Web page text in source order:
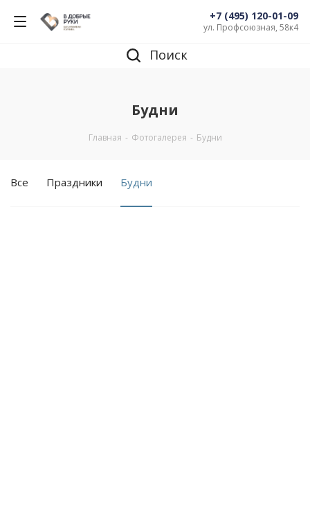
+7 (495) 120-01-09
ул. Профсоюзная, 58к4
Поиск
Будни
Главная - Фотогалерея - Будни
Все Праздники Будни